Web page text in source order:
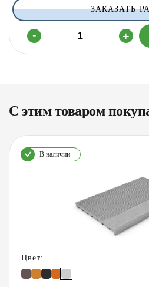
ЗАКАЗАТЬ
С этим товаром
В наличии
Цвет: